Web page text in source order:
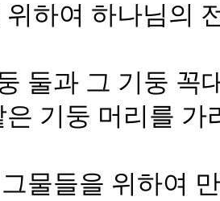
위하여 하나님의
둘과 그 기둥 꼭
기둥 머리를 가
물들을 위하여